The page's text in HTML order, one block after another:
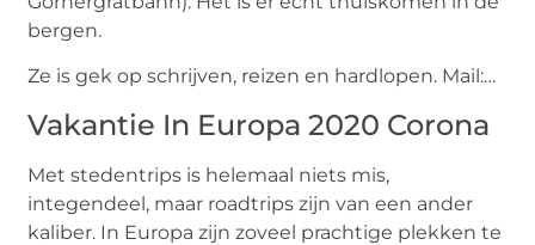
bergen.
Ze is gek op schrijven, reizen en hardlopen. Mail:…
Vakantie In Europa 2020 Corona
Met stedentrips is helemaal niets mis,
integendeel, maar roadtrips zijn van een ander
kaliber. In Europa zijn zoveel prachtige plekken te